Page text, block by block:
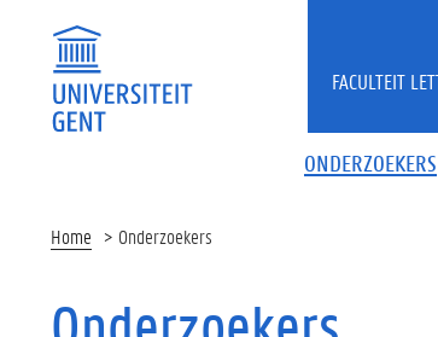
ONDERZOEKERS
FACULTEIT
Home Onderzoekers